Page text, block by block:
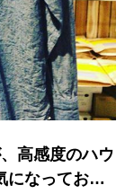
高感度のハウ
になっておら